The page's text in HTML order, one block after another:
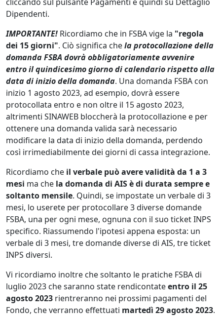
Dipendenti.
IMPORTANTE! Ricordiamo che in FSBA vige la "regola
dei 15 giorni". Ciò significa chela protocollazione della
domanda FSBA dovrà obbligatoriamente avvenire
entro il quindicesimo giorno di calendario rispetto alla
data di inizio della domanda. Una domanda FSBA con
inizio 1 agosto 2023, ad esempio, dovrà essere
protocollata entro e non oltre il 15 agosto 2023,
altrimenti SINAWEB bloccherà la protocollazione e per
ottenere una domanda valida sarà necessario
modificare la data di inizio della domanda, perdendo
così irrimediabilmente dei giorni di cassa integrazione.
Ricordiamo che il verbale può avere validità da 1 a 3
mesi ma che la domanda di AIS è di durata sempre e
soltanto mensile. Quindi, se impostate un verbale di 3
mesi, lo userete per protocollare 3 diverse domande
FSBA, una per ogni mese, ognuna con il suo ticket INPS
specifico. Riassumendo l'ipotesi appena esposta: un
verbale di 3 mesi, tre domande diverse di AIS, tre ticket
INPS diversi.
Vi ricordiamo inoltre che soltanto le pratiche FSBA di
luglio 2023 che saranno state rendicontateentro il 25
agosto 2023 rientreranno nei prossimi pagamenti del
Fondo, che verranno effettuati martedì 29 agosto 2023.